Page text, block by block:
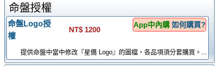
命盤授權
命盤Logo授
權
NT$ 1200
App中內購 如何購買?
提供命盤中當中修改『星僑 Logo』的圖檔，各品項須分套購買。...